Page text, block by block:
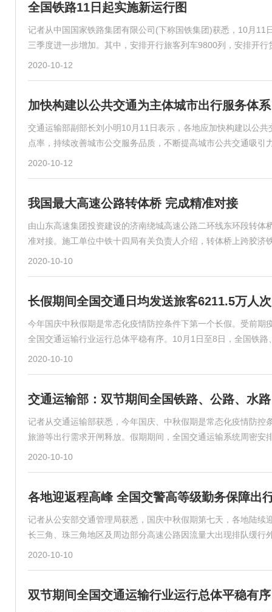
全国铁路11日起实施新运行图
记者从中国国家铁路集团有限公司(下称国铁集团)获悉，10月
三季度进一步增加。其中，安排开行旅客列车9800列，安排开
2020-10-12
加快构建以公共交通为主体城市出行服务体系
交通运输部副部长刘小明10月11日表示，各地应加快构建以公
点率，持续改善城市公交服务品质，不断提高城市公共交通吸引
2020-10-12
我国最大高速公路转体桥 完成精准对接
由山东高速集团投资建设的济南绕城高速公路二环线东环段转
准对接。施工单位中铁十四局有关负责人介绍，转体桥上跨胶济
2020-10-10
长假期间全国交通日均发送旅客6211.5万人次
今年国庆中秋假期是常态化疫情防控条件下第一个长假。受前
全国交通运输行业运行总体平稳有序。10月1日至8日，全国铁
2020-10-10
交通运输部：双节期间全国铁路、公路、水
记者从交通运输部获悉，今年国庆、中秋假期是常态化疫情防
旅游等出行需求开闸释放。假期期间，全国交通运输系统周密安
2020-10-10
各地迎返程高峰 全国交警高等级勤务保障出
记者从公安部交通管理局获悉，国庆中秋假期第七天，各地陆
长三角、珠三角地区及周边部分高速公路因流量大出现排队缓行
2020-10-10
双节期间全国交通运输行业运行总体平稳有序